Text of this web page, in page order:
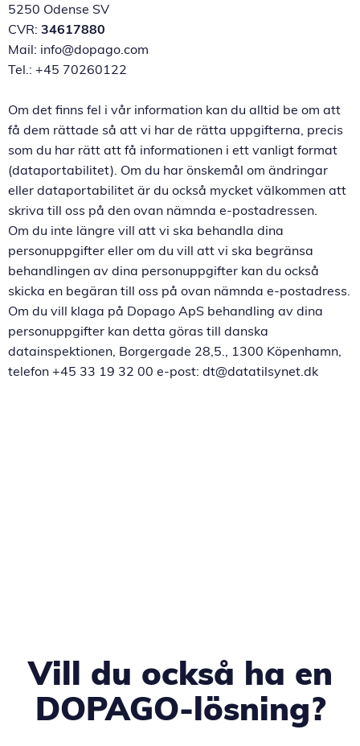
5250 Odense SV
CVR: 34617880
Mail: info@dopago.com
Tel.: +45 70260122
Om det finns fel i vår information kan du alltid be om att
få dem rättade så att vi har de rätta uppgifterna, precis
som du har rätt att få informationen i ett vanligt format
(dataportabilitet). Om du har önskemål om ändringar
eller dataportabilitet är du också mycket välkommen att
skriva till oss på den ovan nämnda e-postadressen.
Om du inte längre vill att vi ska behandla dina
personuppgifter eller om du vill att vi ska begränsa
behandlingen av dina personuppgifter kan du också
skicka en begäran till oss på ovan nämnda e-postadress.
Om du vill klaga på Dopago ApS behandling av dina
personuppgifter kan detta göras till danska
datainspektionen, Borgergade 28,5., 1300 Köpenhamn,
telefon +45 33 19 32 00 e-post: dt@datatilsynet.dk
Vill du också ha en
DOPAGO-lösning?